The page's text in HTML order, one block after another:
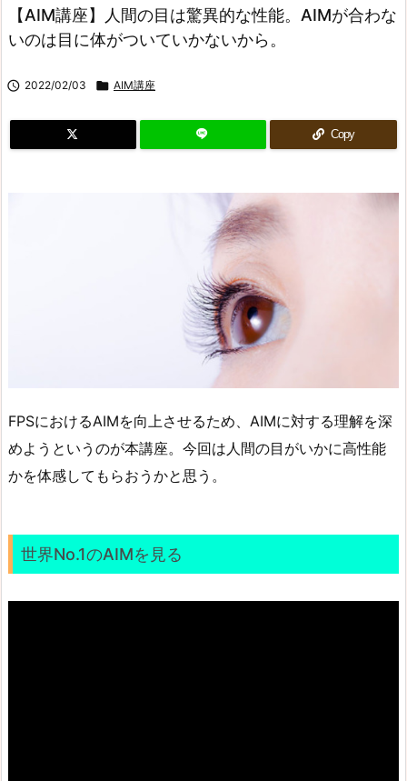
【AIM講座】人間の目は驚異的な性能。AIMが合わな
いのは目に体がついていかないから。
 2022/02/03  AIM講座
Copy
FPSにおけるAIMを向上させるため、AIMに対する理解を深
めようというのが本講座。今回は人間の目がいかに高性能
かを体感してもらおうかと思う。
世界No.1のAIMを見る